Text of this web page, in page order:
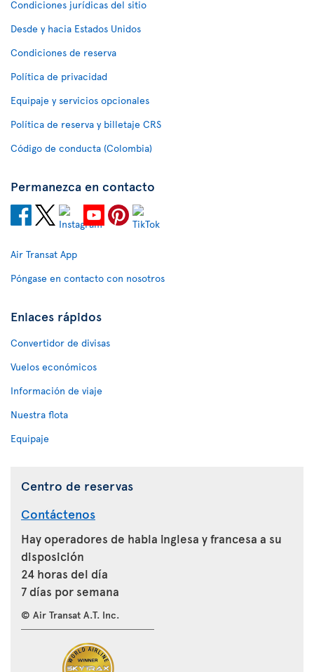
Condiciones jurídicas del sitio
Desde y hacia Estados Unidos
Condiciones de reserva
Política de privacidad
Equipaje y servicios opcionales
Política de reserva y billetaje CRS
Código de conducta (Colombia)
Permanezca en contacto
Air Transat App
Póngase en contacto con nosotros
Enlaces rápidos
Convertidor de divisas
Vuelos económicos
Información de viaje
Nuestra flota
Equipaje
Centro de reservas
Contáctenos
Hay operadores de habla inglesa y francesa a su
disposición
24 horas del día
7 días por semana
© Air Transat A.T. Inc.